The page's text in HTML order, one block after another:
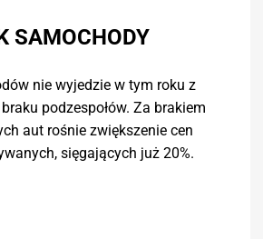
SAMOCHODY
nie wyjedzie w tym roku z
podzespołów. Za brakiem
aut rośnie zwiększenie cen
sięgających już 20%.